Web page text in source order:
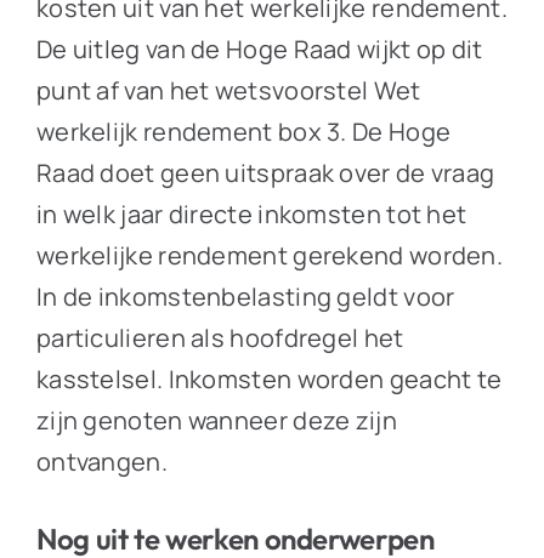
kosten uit van het werkelijke rendement.
De uitleg van de Hoge Raad wijkt op dit
punt af van het wetsvoorstel Wet
werkelijk rendement box 3. De Hoge
Raad doet geen uitspraak over de vraag
in welk jaar directe inkomsten tot het
werkelijke rendement gerekend worden.
In de inkomstenbelasting geldt voor
particulieren als hoofdregel het
kasstelsel. Inkomsten worden geacht te
zijn genoten wanneer deze zijn
ontvangen.
Nog uit te werken onderwerpen